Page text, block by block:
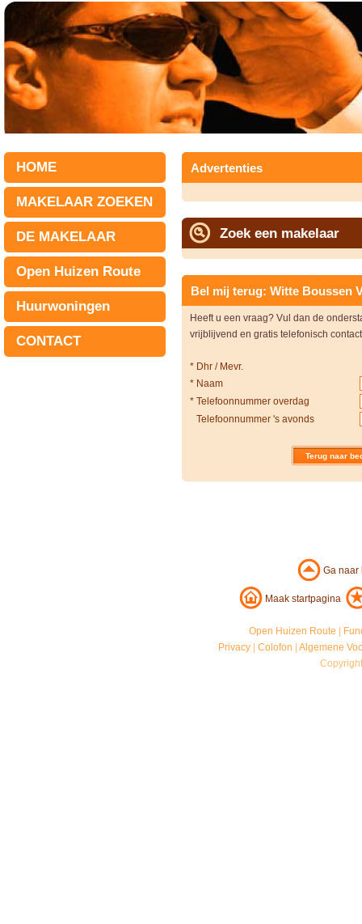
HOME
MAKELAAR ZOEKEN
DE MAKELAAR
Open Huizen Route
Huurwoningen
CONTACT
Advertenties
Zoek een makelaar
Bel mij terug: Witte Boussen
Heeft u een vraag? Vul dan de
vrijblijvend en gratis telefonisch
* Dhr / Mevr.
* Naam
* Telefoonnummer overdag
Telefoonnummer 's avonds
Terug naar
Ga
Maak startpagina
Open Huizen Route
Privacy |Colofon |Algemene